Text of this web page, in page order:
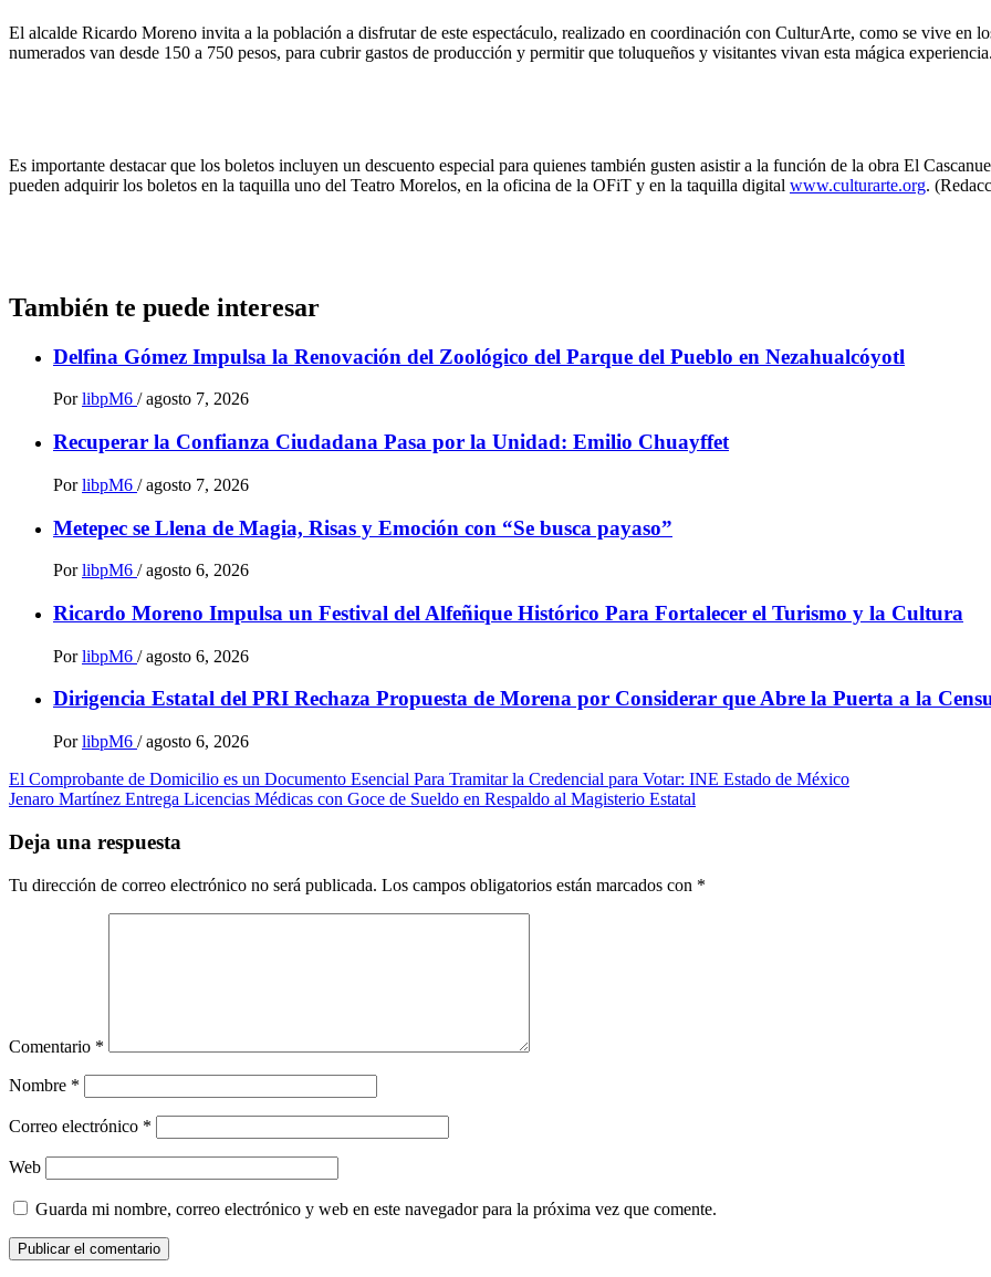
El alcalde Ricardo Moreno invita a la población a disfrutar de este espectáculo, realizado en coordinación con CulturArte, como se vive en
numerados van desde 150 a 750 pesos, para cubrir gastos de producción y permitir que toluqueños y visitantes vivan esta mágica
Es importante destacar que los boletos incluyen un descuento especial para quienes también gusten asistir a la función de la obra El
pueden adquirir los boletos en la taquilla uno del Teatro Morelos, en la oficina de la OFiT y en la taquilla digital www.culturarte.org.
También te puede interesar
Delfina Gómez Impulsa la Renovación del Zoológico del Parque del Pueblo en Nezahualcóyotl
Por libpM6 / agosto 7, 2026
Recuperar la Confianza Ciudadana Pasa por la Unidad: Emilio Chuayffet
Por libpM6 / agosto 7, 2026
Metepec se Llena de Magia, Risas y Emoción con “Se busca payaso”
Por libpM6 / agosto 6, 2026
Ricardo Moreno Impulsa un Festival del Alfeñique Histórico Para Fortalecer el Turismo y la Cultura
Por libpM6 / agosto 6, 2026
Dirigencia Estatal del PRI Rechaza Propuesta de Morena por Considerar que Abre la Puerta a la
Por libpM6 / agosto 6, 2026
Navegación
de
entradas
El Comprobante de Domicilio es un Documento Esencial Para Tramitar la Credencial para Votar: INE Estado de México
Jenaro Martínez Entrega Licencias Médicas con Goce de Sueldo en Respaldo al Magisterio Estatal
Deja una respuesta
Tu dirección de correo electrónico no será publicada. Los campos obligatorios están marcados con *
Comentario *
Nombre *
Correo electrónico *
Web
Guarda mi nombre, correo electrónico y web en este navegador para la próxima vez que comente.